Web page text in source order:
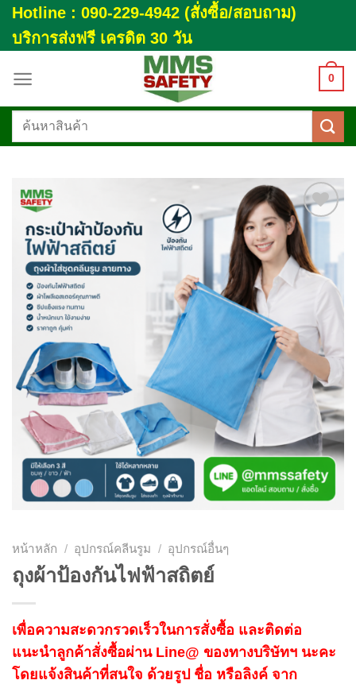
Skip
to
content
Hotline : 090-229-4942 (สั่งซื้อ/สอบถาม)
บริการส่งฟรี เครดิต 30 วัน
0
ค้นหา:
Add to
wishlist
หน้าหลัก / อุปกรณ์คลีนรูม / อุปกรณ์อื่นๆ
ถุงผ้าป้องกันไฟฟ้าสถิตย์
เพื่อความสะดวกรวดเร็วในการสั่งซื้อ และติดต่อ
แนะนำลูกค้าสั่งซื้อผ่าน Line@ ของทางบริษัทฯ นะคะ
โดยแจ้งสินค้าที่สนใจ ด้วยรูป ชื่อ หรือลิงค์ จาก